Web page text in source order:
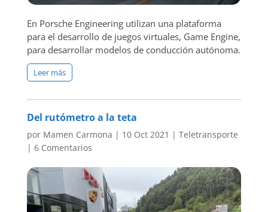
En Porsche Engineering utilizan una plataforma
para el desarrollo de juegos virtuales, Game Engine,
para desarrollar modelos de conducción autónoma.
Leer más
Del rutómetro a la teta
por Mamen Carmona | 10 Oct 2021 | Teletransporte
| 6 Comentarios